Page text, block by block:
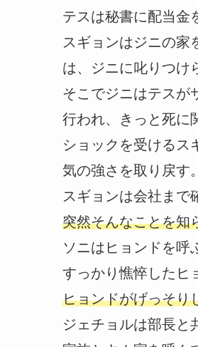
テスは秘書に配当金
スギョンはジニの家
は、ジニに叱りつけ
そこでジニはテスが
行われ、きっと死に
ショックを受けるス
気の強さを取り戻す。
スギョンは会社まで
突然そんなことを知
ソニはヒョンドを呼
すっかり憔悴したヒ
ヒョンドがげっそり
ジェチョルは部長と